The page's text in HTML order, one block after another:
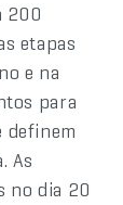
200
etapas
e na
para
definem
As
no dia 20